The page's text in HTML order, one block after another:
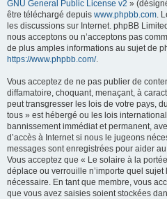
GNU General Public License v2 »
être téléchargé depuis www.phpbb.com.
les discussions sur Internet. phpBB
nous acceptons ou n’acceptons pas
de plus amples informations au sujet de
https://www.phpbb.com/.
Vous acceptez de ne pas publier de
diffamatoire, choquant, menaçant, à
peut transgresser les lois de votre pays,
tous » est hébergé ou les lois
bannissement immédiat et permanent,
d’accès à Internet si nous le jugeons
messages sont enregistrées pour aider
Vous acceptez que « Le solaire à la
déplace ou verrouille n’importe quel
nécessaire. En tant que membre, vous
que vous avez saisies soient stockées